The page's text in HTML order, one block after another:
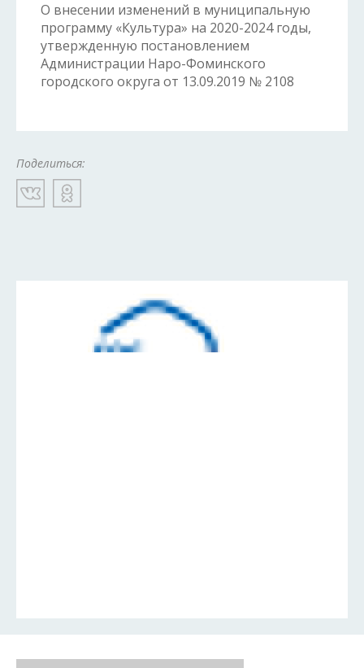
О внесении изменений в муниципальную
программу «Культура» на 2020-2024 годы,
утвержденную постановлением
Администрации Наро-Фоминского
городского округа от 13.09.2019 № 2108
Поделиться: